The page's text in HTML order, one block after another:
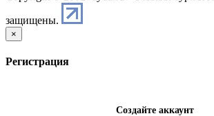
защищены.
×
Регистрация
Создайте аккаунт